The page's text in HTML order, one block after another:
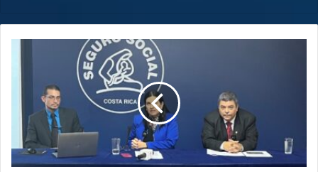
inteligencia
gestionar
servicios
de